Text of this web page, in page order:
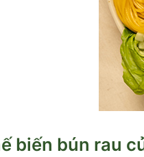
biến bún rau